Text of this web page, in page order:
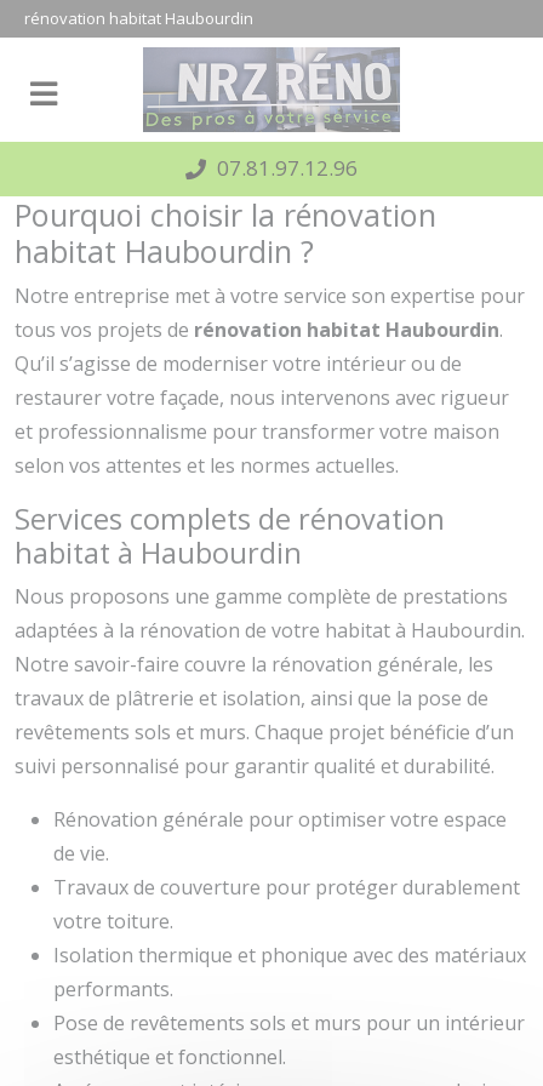
rénovation habitat Haubourdin
07.81.97.12.96
Pourquoi choisir la rénovation
habitat Haubourdin ?
Notre entreprise met à votre service son expertise pour
tous vos projets de rénovation habitat Haubourdin.
Qu’il s’agisse de moderniser votre intérieur ou de
restaurer votre façade, nous intervenons avec rigueur
et professionnalisme pour transformer votre maison
selon vos attentes et les normes actuelles.
Services complets de rénovation
habitat à Haubourdin
Nous proposons une gamme complète de prestations
adaptées à la rénovation de votre habitat à Haubourdin.
Notre savoir-faire couvre la rénovation générale, les
travaux de plâtrerie et isolation, ainsi que la pose de
revêtements sols et murs. Chaque projet bénéficie d’un
suivi personnalisé pour garantir qualité et durabilité.
Rénovation générale pour optimiser votre espace
de vie.
Travaux de couverture pour protéger durablement
votre toiture.
Isolation thermique et phonique avec des matériaux
performants.
Pose de revêtements sols et murs pour un intérieur
esthétique et fonctionnel.
Panneau de gestion des cookies